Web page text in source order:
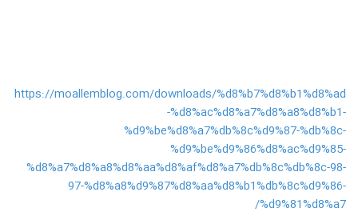
https://moallemblog.com/downloads/%d8%b7%d8%b1%d8%ad
-%d8%ac%d8%a7%d8%a8%d8%b1-
%d9%be%d8%a7%db%8c%d9%87-%db%8c-
%d9%be%d9%86%d8%ac%d9%85-
%d8%a7%d8%a8%d8%aa%d8%af%d8%a7%db%8c%db%8c-98-
97-%d8%a8%d9%87%d8%aa%d8%b1%db%8c%d9%86-
%d9%81%d8%a7/